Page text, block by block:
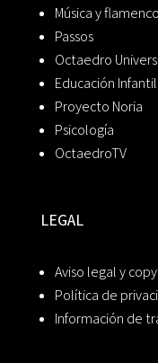
Música y flamenco
Passos
Octaedro
Educación Infantil
Proyecto Noria
Psicología
OctaedroTV
LEGAL
Aviso legal y
Política de
Información de